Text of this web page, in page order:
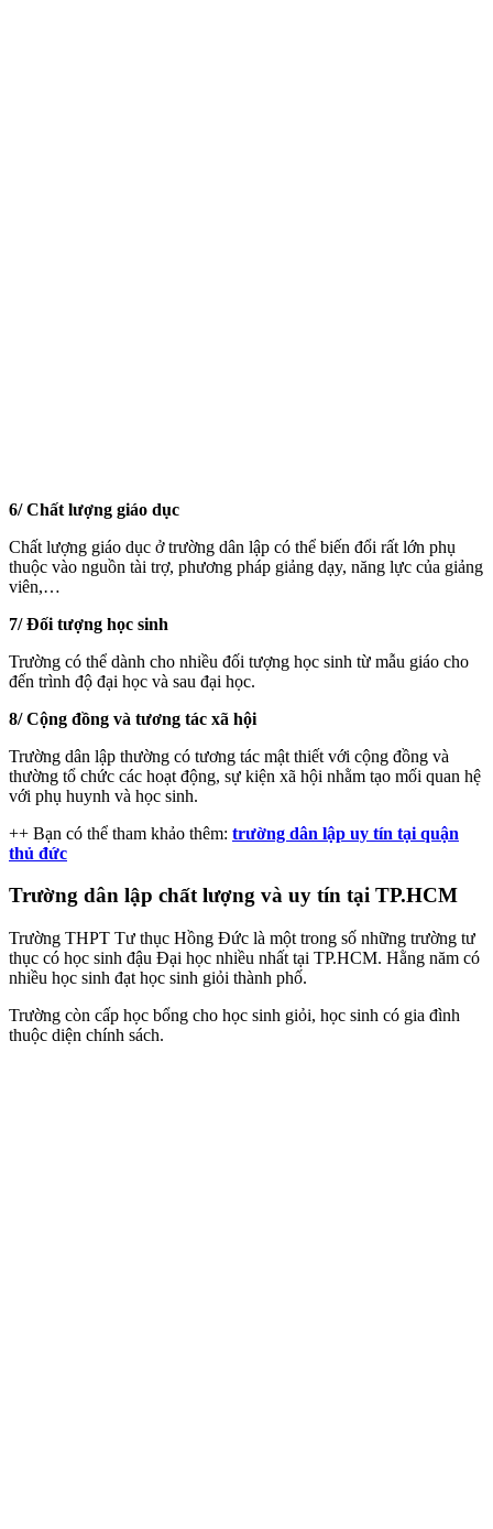
6/ Chất lượng giáo dục
Chất lượng giáo dục ở trường dân lập có thể biến đổi rất lớn phụ
thuộc vào nguồn tài trợ, phương pháp giảng dạy, năng lực của giảng
viên,…
7/ Đối tượng học sinh
Trường có thể dành cho nhiều đối tượng học sinh từ mẫu giáo cho
đến trình độ đại học và sau đại học.
8/ Cộng đồng và tương tác xã hội
Trường dân lập thường có tương tác mật thiết với cộng đồng và
thường tổ chức các hoạt động, sự kiện xã hội nhằm tạo mối quan hệ
với phụ huynh và học sinh.
++ Bạn có thể tham khảo thêm: trường dân lập uy tín tại quận
thủ đức
Trường dân lập chất lượng và uy tín tại TP.HCM
Trường THPT Tư thục Hồng Đức là một trong số những trường tư
thục có học sinh đậu Đại học nhiều nhất tại TP.HCM. Hằng năm có
nhiều học sinh đạt học sinh giỏi thành phố.
Trường còn cấp học bổng cho học sinh giỏi, học sinh có gia đình
thuộc diện chính sách.